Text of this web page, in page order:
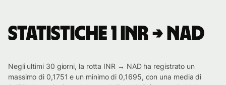
Statistiche 1 INR → NAD
Negli ultimi 30 giorni, la rotta INR → NAD ha registrato un
massimo di 0,1751 e un minimo di 0,1695, con una media di